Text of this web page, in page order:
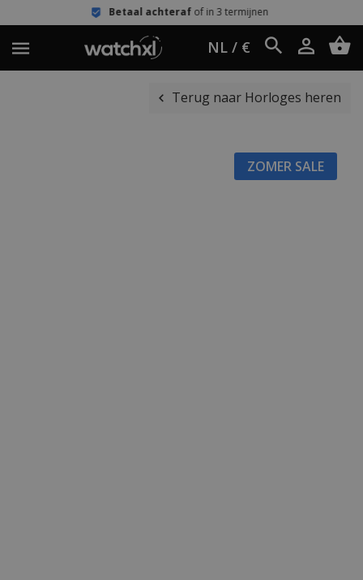
Betaal achterafof in 3 termijnen
NL / €
Terug naar Horloges heren
ZOMER SALE